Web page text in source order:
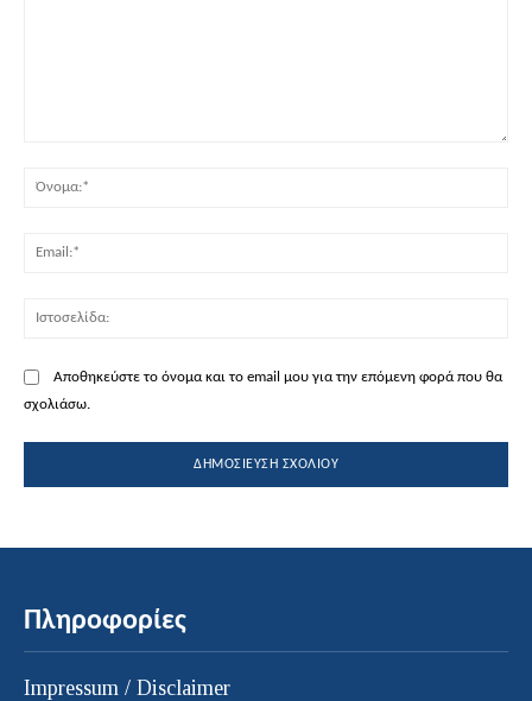
Αποθηκεύστε το όνομα και το email μου για την επόμενη φορά που θα
σχολιάσω.
Πληροφορίες
Impressum / Disclaimer